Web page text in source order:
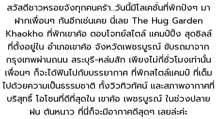
สวัสดีชาวหรอยจังทุกคนคร้า..วันนี้มีโลเคชั่นที่พักปังๆ มา
ฝากเพื่อนๆ กันอีกเช่นเคย นี่เลย The Hug Garden
Khaokho ที่พักเขาค้อ ตอบโจทย์สไตล์ แคมป์ปิ้ง สุดชิลล์
ที่ตั้งอยู่ใน อำเภอเขาค้อ จังหวัดเพชรบูรณ์ ขับรถมาจาก
กรุงเทพผ่านถนน สระบุรี-หล่มสัก เพียงไม่กี่ชั่วโมงเท่านั้น
เพื่อนๆ ก็จะได้ฟินไปกับบรรยากาศ ที่พักสไตล์แคมป์ ที่เต็ม
ไปด้วยความเป็นธรรมชาติ ทั้งวิวทิวทัศน์ และสภาพอากาศที่
บริสุทธิ์ โอโซนที่ดีที่สุดใน เขาค้อ เพชรบูรณ์ ในช่วงปลาย
ฝน ต้นหนาว ที่นี่ก็จะมีอากาศดีสุดๆ เลยล่ะค่ะ